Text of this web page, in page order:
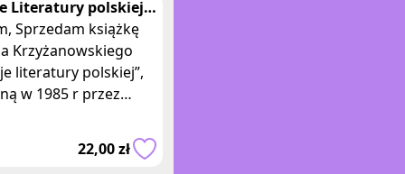
Literatury polskiej,
Krzyżanowski PWN
Krzyżanowskiego
literatury polskiej”,
w 1985 r przez
22,00 zł